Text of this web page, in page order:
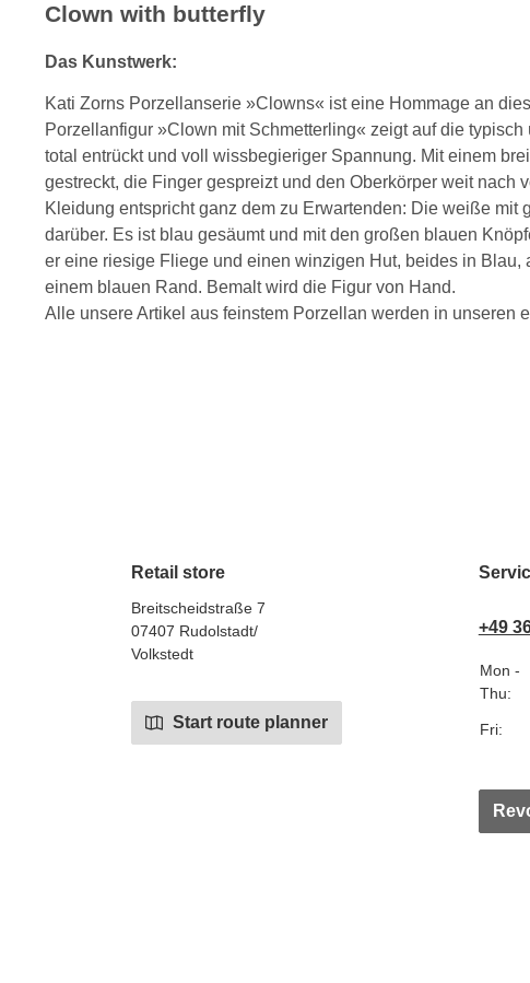
Clown with butterfly
Das Kunstwerk:
Kati Zorns Porzellanserie »Clowns« ist eine Hommage an
Porzellanfigur »Clown mit Schmetterling« zeigt auf die
total entrückt und voll wissbegieriger Spannung. Mit einem
gestreckt, die Finger gespreizt und den Oberkörper weit
Kleidung entspricht ganz dem zu Erwartenden: Die weiße
darüber. Es ist blau gesäumt und mit den großen blauen
er eine riesige Fliege und einen winzigen Hut, beides in
einem blauen Rand. Bemalt wird die Figur von Hand.
Alle unsere Artikel aus feinstem Porzellan werden in unseren
Retail store
Breitscheidstraße 7
07407 Rudolstadt/
Volkstedt
Start route planner
+49
Mon -
Thu:
Fri: